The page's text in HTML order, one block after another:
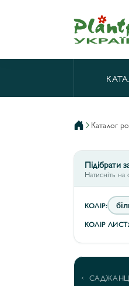
каталог
Підібрати
Натисніть
КОЛІР:
КОЛІР